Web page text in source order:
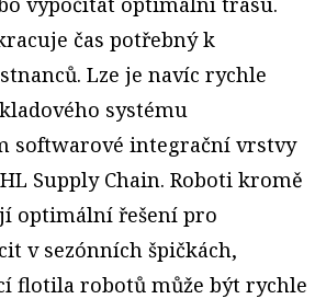
čas potřebný k
Lze je navíc rychle
systému
softwarové integrační vrstvy
Supply Chain. Roboti kromě
optimální řešení pro
v sezónních špičkách,
flotila robotů může být rychle